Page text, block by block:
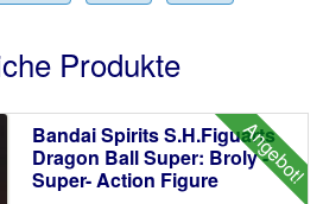
Produkte
Angebot!
Bandai Spirits S.H.Figuarts
Dragon Ball Super: Broly -
Super- Action Figure